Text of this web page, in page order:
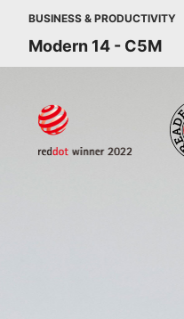
BUSINESS & PRODUCTIVITY
Modern 14 - C5M